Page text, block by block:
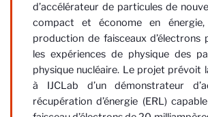
d’accélérateur de particules de
compact et économe en
production de faisceaux d’électrons
les expériences de physique des
physique nucléaire. Le projet prévoit
à IJCLab d’un démonstrateur
récupération d’énergie (ERL)